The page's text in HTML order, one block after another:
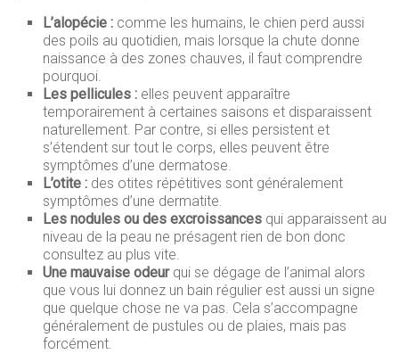
L’alopécie : comme les humains, le chien perd aussi
des poils au quotidien, mais lorsque la chute donne
naissance à des zones chauves, il faut comprendre
pourquoi.
Les pellicules : elles peuvent apparaître
temporairement à certaines saisons et disparaissent
naturellement. Par contre, si elles persistent et
s’étendent sur tout le corps, elles peuvent être
symptômes d’une dermatose.
L’otite : des otites répétitives sont généralement
symptômes d’une dermatite.
Les nodules ou des excroissances qui apparaissent au
niveau de la peau ne présagent rien de bon donc
consultez au plus vite.
Une mauvaise odeurqui se dégage de l’animal alors
que vous lui donnez un bain régulier est aussi un signe
que quelque chose ne va pas. Cela s’accompagne
généralement de pustules ou de plaies, mais pas
forcément.